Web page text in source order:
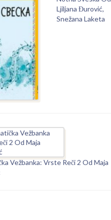
Ljiljana Đurović,
Snežana Laketa
Vežbanka: Vrste Reči 2 Od Maja